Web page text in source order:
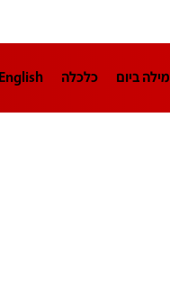
מילה ביום כלכלה English